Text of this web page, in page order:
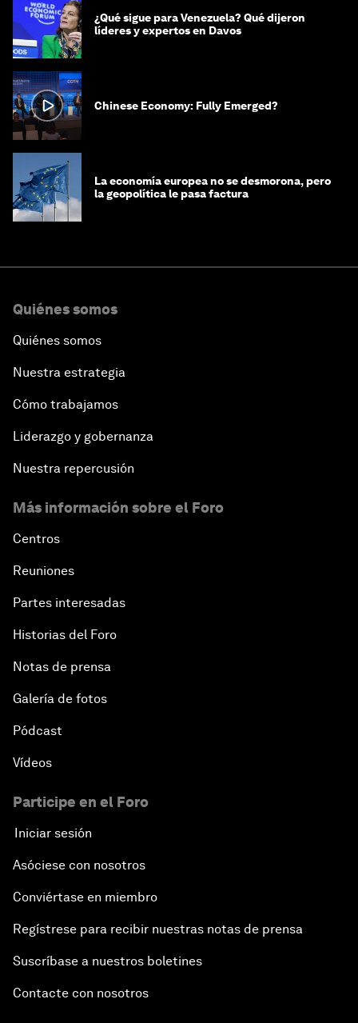
¿Qué sigue para Venezuela? Qué dijeron
líderes y expertos en Davos
Chinese Economy: Fully Emerged?
La economía europea no se desmorona, pero
la geopolítica le pasa factura
Quiénes somos
Quiénes somos
Nuestra estrategia
Cómo trabajamos
Liderazgo y gobernanza
Nuestra repercusión
Más información sobre el Foro
Centros
Reuniones
Partes interesadas
Historias del Foro
Notas de prensa
Galería de fotos
Pódcast
Vídeos
Participe en el Foro
Iniciar sesión
Asóciese con nosotros
Conviértase en miembro
Regístrese para recibir nuestras notas de prensa
Suscríbase a nuestros boletines
Contacte con nosotros